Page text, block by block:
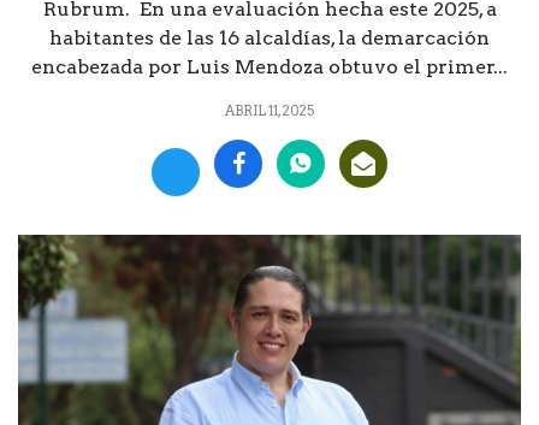
Rubrum. En una evaluación hecha este 2025, a
habitantes de las 16 alcaldías, la demarcación
encabezada por Luis Mendoza obtuvo el primer...
ABRIL 11, 2025